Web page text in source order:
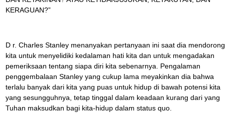
KERAGUAN?”
D r. Charles Stanley menanyakan pertanyaan ini saat dia mendorong
kita untuk menyelidiki kedalaman hati kita dan untuk mengadakan
pemeriksaan tentang siapa diri kita sebenarnya. Pengalaman
penggembalaan Stanley yang cukup lama meyakinkan dia bahwa
terlalu banyak dari kita yang puas untuk hidup di bawah potensi kita
yang sesungguhnya, tetap tinggal dalam keadaan kurang dari yang
Tuhan maksudkan bagi kita-hidup dalam status quo.